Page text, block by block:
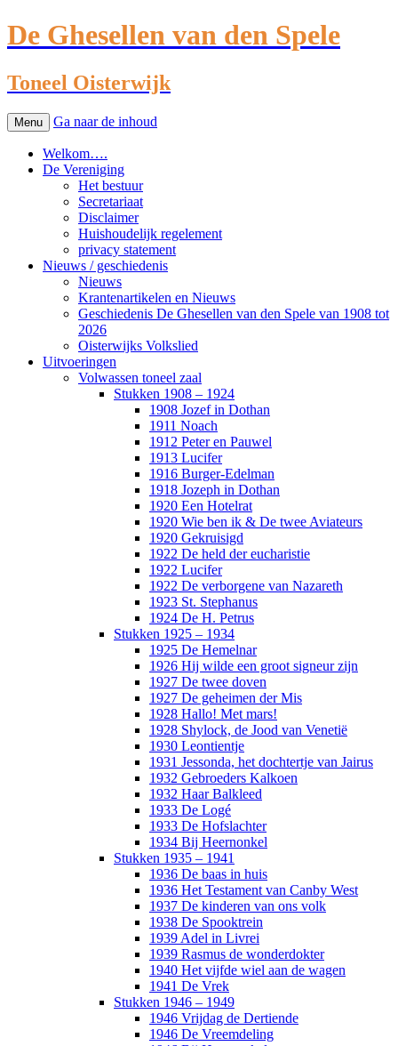
De Ghesellen van den Spele
Toneel Oisterwijk
Menu Ga naar de inhoud
Welkom….
De Vereniging
Het bestuur
Secretariaat
Disclaimer
Huishoudelijk regelement
privacy statement
Nieuws / geschiedenis
Nieuws
Krantenartikelen en Nieuws
Geschiedenis De Ghesellen van den Spele van 1908 tot
2026
Oisterwijks Volkslied
Uitvoeringen
Volwassen toneel zaal
Stukken 1908 – 1924
1908 Jozef in Dothan
1911 Noach
1912 Peter en Pauwel
1913 Lucifer
1916 Burger-Edelman
1918 Jozeph in Dothan
1920 Een Hotelrat
1920 Wie ben ik & De twee Aviateurs
1920 Gekruisigd
1922 De held der eucharistie
1922 Lucifer
1922 De verborgene van Nazareth
1923 St. Stephanus
1924 De H. Petrus
Stukken 1925 – 1934
1925 De Hemelnar
1926 Hij wilde een groot signeur zijn
1927 De twee doven
1927 De geheimen der Mis
1928 Hallo! Met mars!
1928 Shylock, de Jood van Venetië
1930 Leontientje
1931 Jessonda, het dochtertje van Jairus
1932 Gebroeders Kalkoen
1932 Haar Balkleed
1933 De Logé
1933 De Hofslachter
1934 Bij Heernonkel
Stukken 1935 – 1941
1936 De baas in huis
1936 Het Testament van Canby West
1937 De kinderen van ons volk
1938 De Spooktrein
1939 Adel in Livrei
1939 Rasmus de wonderdokter
1940 Het vijfde wiel aan de wagen
1941 De Vrek
Stukken 1946 – 1949
1946 Vrijdag de Dertiende
1946 De Vreemdeling